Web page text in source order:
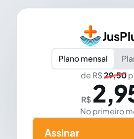
Plano mensal
de R$29,50
R$
No primeiro
Assinar